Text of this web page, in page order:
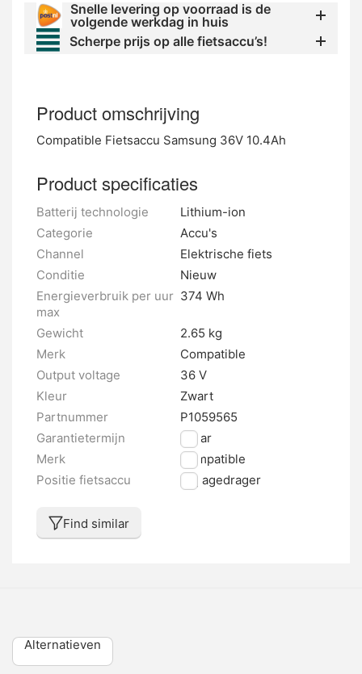
Snelle levering op voorraad is de
volgende werkdag in huis
Scherpe prijs op alle fietsaccu’s!
Product omschrijving
Compatible Fietsaccu Samsung 36V 10.4Ah
Product specificaties
Batterij technologie
Lithium-ion
Categorie
Accu's
Channel
Elektrische fiets
Conditie
Nieuw
Energieverbruik per uur
max
374 Wh
Gewicht
2.65 kg
Merk
Compatible
Output voltage
36 V
Kleur
Zwart
Partnummer
P1059565
Garantietermijn
2 jaar
Merk
Compatible
Positie fietsaccu
Bagagedrager
Find similar
Alternatieven